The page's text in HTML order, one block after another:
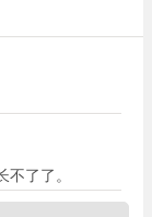
了了。